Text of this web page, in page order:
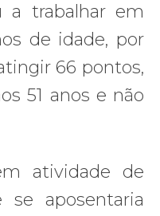
a trabalhar em
de idade, por
66 pontos,
51 anos e não
atividade de
se aposentaria